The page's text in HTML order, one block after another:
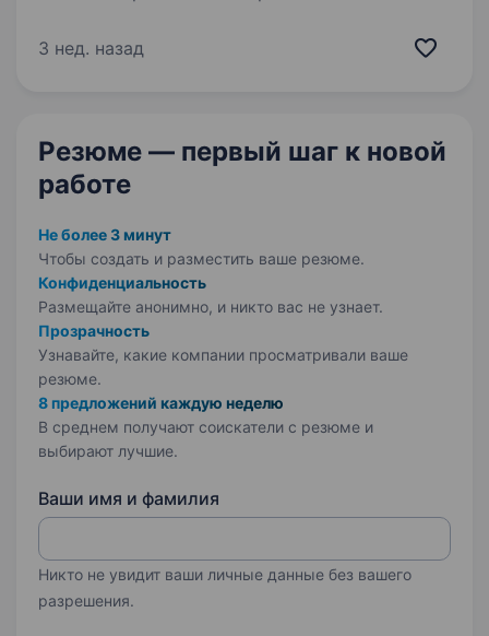
компанія, 20 років на ринку міжнародних
в команду…
3 нед. назад
Резюме — первый шаг к новой
работе
Не более 3 минут
Чтобы создать и разместить ваше резюме.
Конфиденциальность
Размещайте анонимно, и никто вас не узнает.
Прозрачность
Узнавайте, какие компании просматривали ваше
резюме.
8 предложений каждую неделю
В среднем получают соискатели с резюме и
выбирают лучшие.
Ваши имя и фамилия
Никто не увидит ваши личные данные без вашего
разрешения.